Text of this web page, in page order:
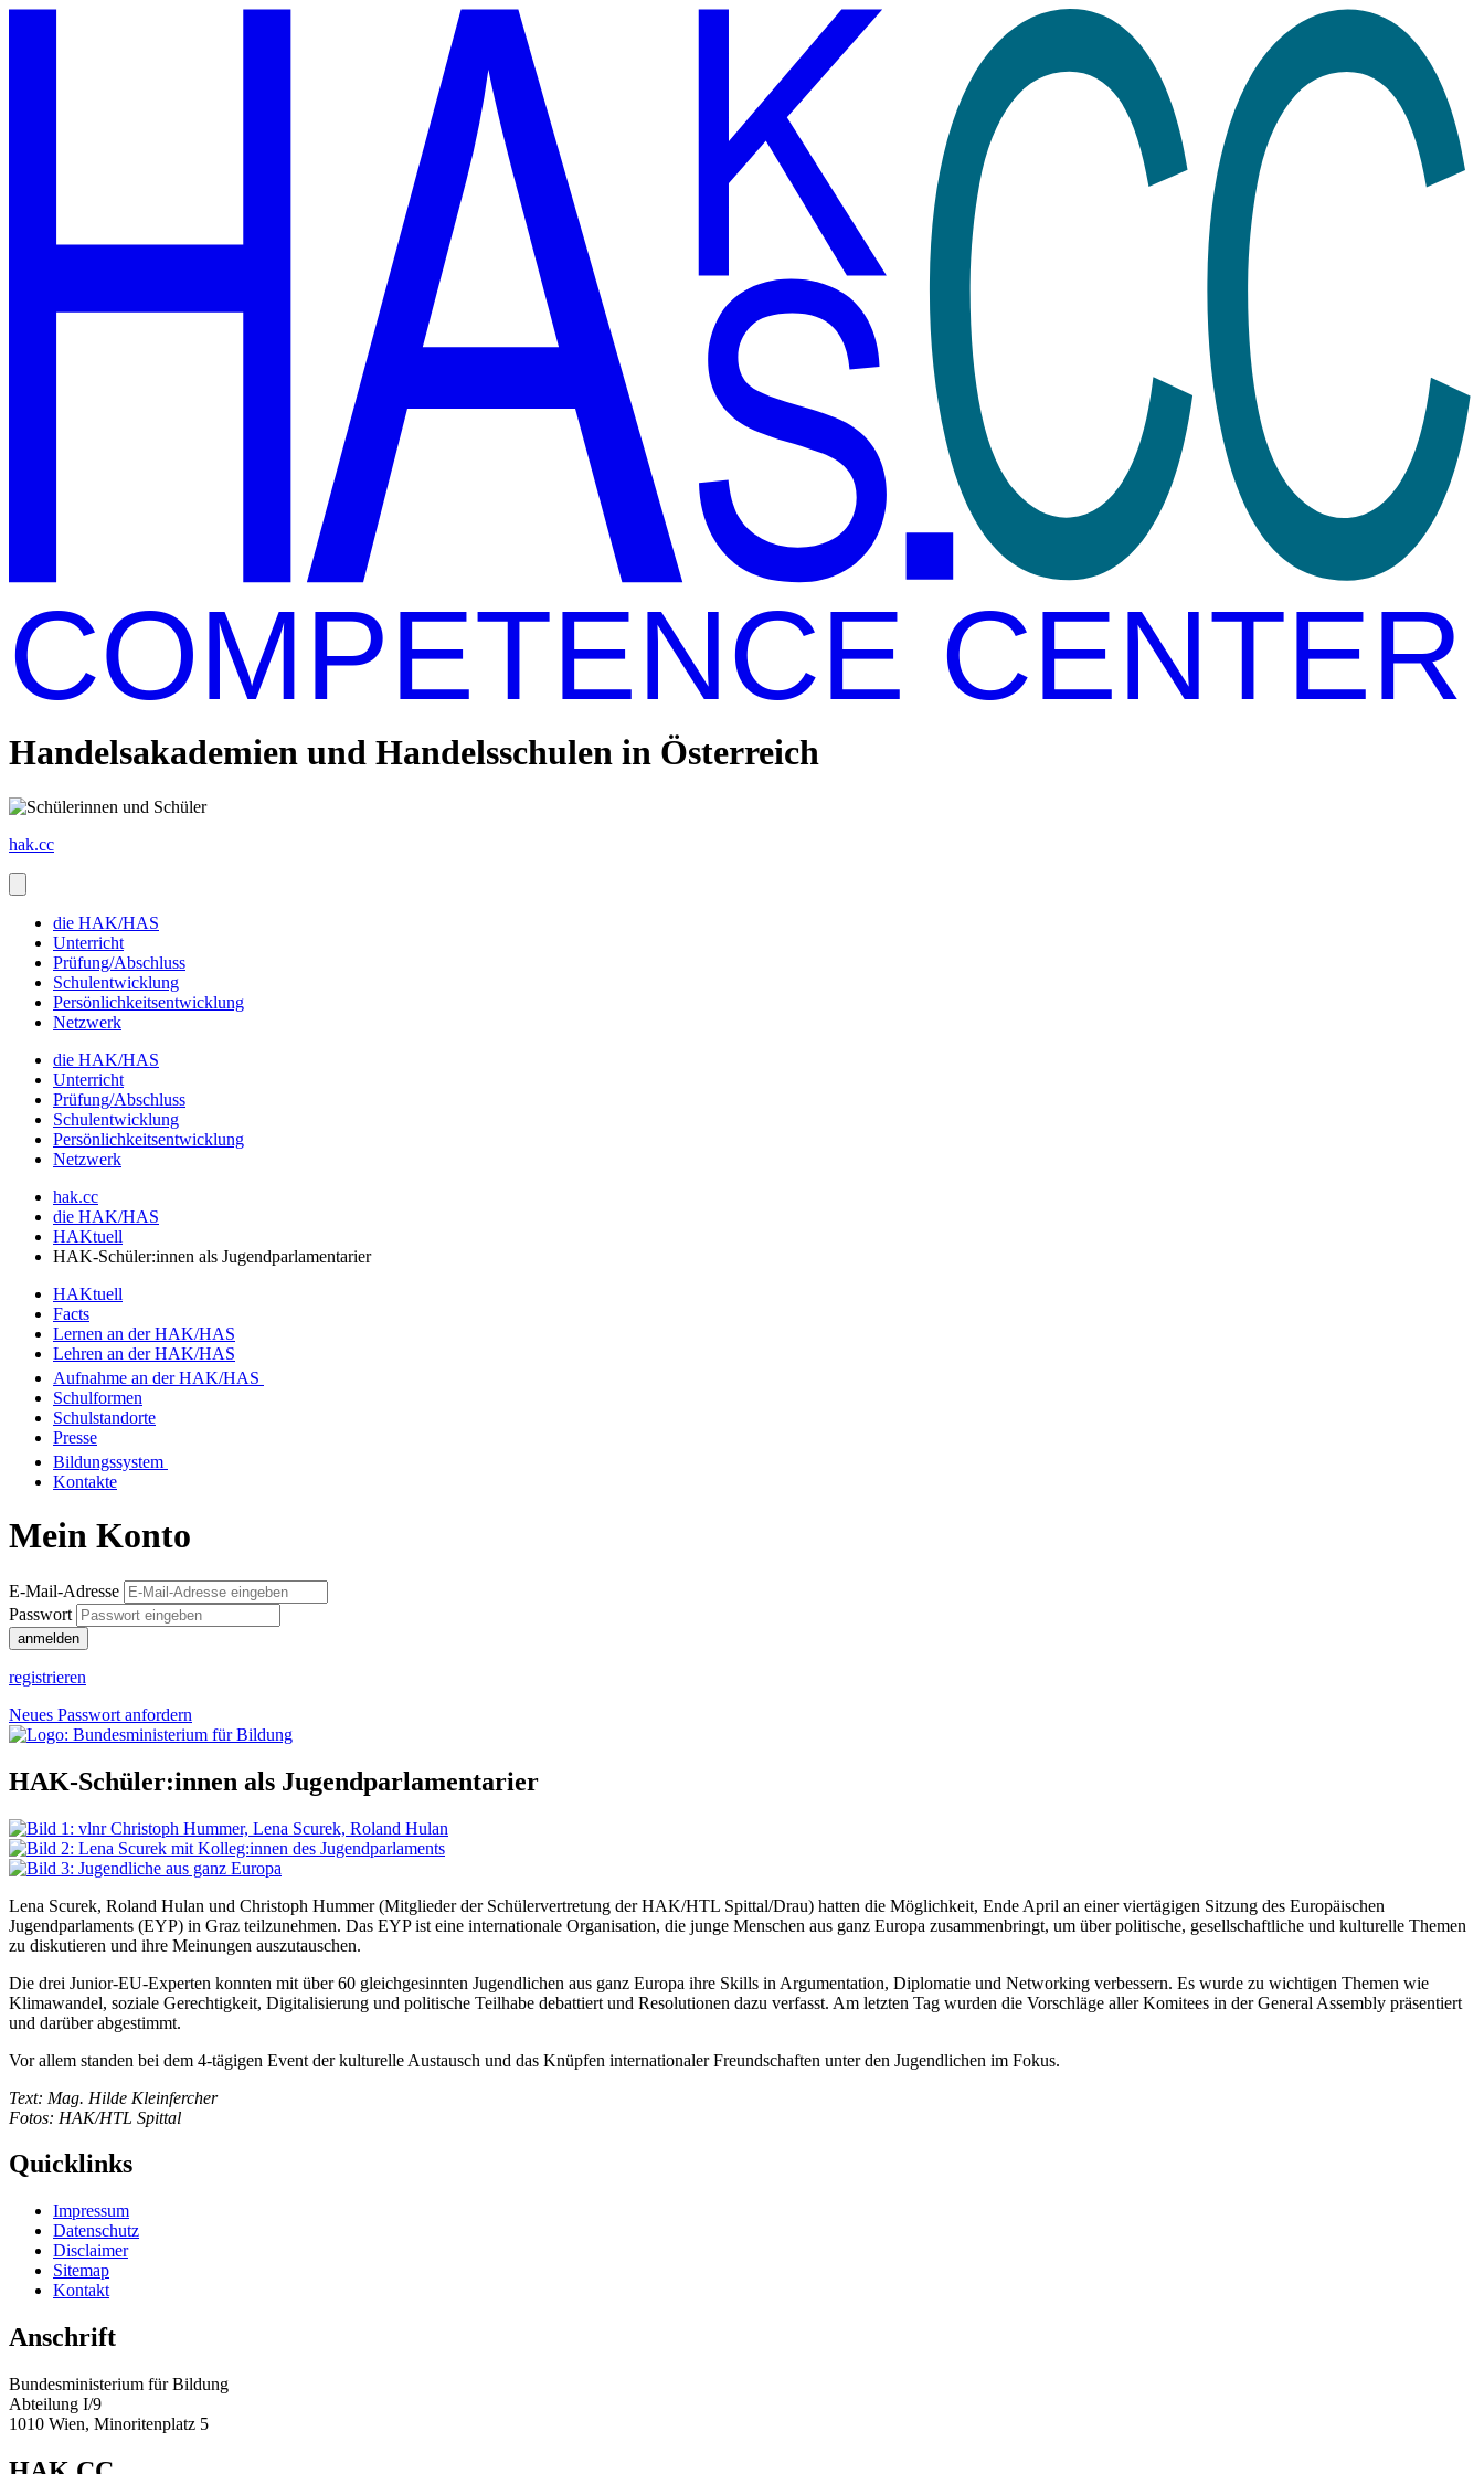
COMPETENCE CENTER
Handelsakademien und Handelsschulen in Österreich
hak.cc
die HAK/HAS
Unterricht
Prüfung/Abschluss
Schulentwicklung
Persönlichkeitsentwicklung
Netzwerk
die HAK/HAS
Unterricht
Prüfung/Abschluss
Schulentwicklung
Persönlichkeitsentwicklung
Netzwerk
hak.cc
die HAK/HAS
HAKtuell
HAK-Schüler:innen als Jugendparlamentarier
HAKtuell
Facts
Lernen an der HAK/HAS
Lehren an der HAK/HAS
Aufnahme an der HAK/HAS
Schulformen
Schulstandorte
Presse
Bildungssystem
Kontakte
Mein Konto
E-Mail-Adresse
Passwort
anmelden
registrieren
Neues Passwort anfordern
HAK-Schüler:innen als Jugendparlamentarier
Lena Scurek, Roland Hulan und Christoph Hummer (Mitglieder der Schülervertretung der HAK/HTL Spittal/Drau) hatten die Möglichkeit, Ende April an einer viertägigen Sitzung des Europäischen
Jugendparlaments (EYP) in Graz teilzunehmen. Das EYP ist eine internationale Organisation, die junge Menschen aus ganz Europa zusammenbringt, um über politische, gesellschaftliche und kulturelle Themen
zu diskutieren und ihre Meinungen auszutauschen.
Die drei Junior-EU-Experten konnten mit über 60 gleichgesinnten Jugendlichen aus ganz Europa ihre Skills in Argumentation, Diplomatie und Networking verbessern. Es wurde zu wichtigen Themen wie
Klimawandel, soziale Gerechtigkeit, Digitalisierung und politische Teilhabe debattiert und Resolutionen dazu verfasst. Am letzten Tag wurden die Vorschläge aller Komitees in der General Assembly präsentiert
und darüber abgestimmt.
Vor allem standen bei dem 4-tägigen Event der kulturelle Austausch und das Knüpfen internationaler Freundschaften unter den Jugendlichen im Fokus.
Text: Mag. Hilde Kleinfercher
Fotos: HAK/HTL Spittal
Quicklinks
Impressum
Datenschutz
Disclaimer
Sitemap
Kontakt
Anschrift
Bundesministerium für Bildung
Abteilung I/9
1010 Wien, Minoritenplatz 5